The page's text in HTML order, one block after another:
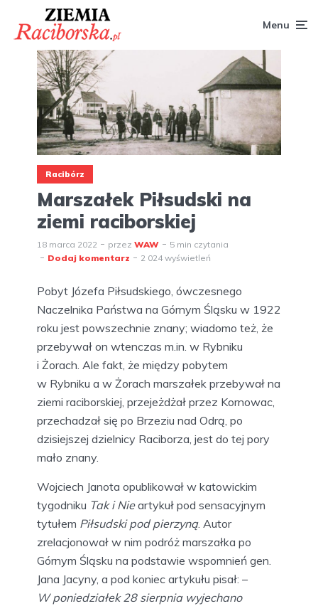
Menu
Racibórz
Marszałek Piłsudski na
ziemi raciborskiej
18 marca 2022 przez WAW
5 min czytania
Dodaj komentarz
2 024 wyświetleń
Pobyt Józefa Piłsudskiego, ówczesnego
Naczelnika Państwa na Górnym Śląsku w 1922
roku jest powszechnie znany; wiadomo też, że
przebywał on wtenczas m.in. w Rybniku
i Żorach. Ale fakt, że między pobytem
w Rybniku a w Żorach marszałek przebywał na
ziemi raciborskiej, przejeżdżał przez Kornowac,
przechadzał się po Brzeziu nad Odrą, po
dzisiejszej dzielnicy Raciborza, jest do tej pory
mało znany.
Wojciech Janota opublikował w katowickim
tygodniku Tak i Nieartykuł pod sensacyjnym
tytułem Piłsudski pod pierzyną. Autor
zrelacjonował w nim podróż marszałka po
Górnym Śląsku na podstawie wspomnień gen.
Jana Jacyny, a pod koniec artykułu pisał: –
W poniedziałek 28 sierpnia wyjechano